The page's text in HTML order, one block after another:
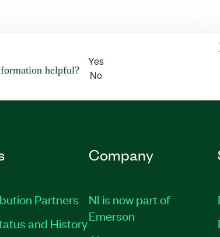
helpful?
Yes
No
Partners
and History
Company
NI is now part of
Emerson